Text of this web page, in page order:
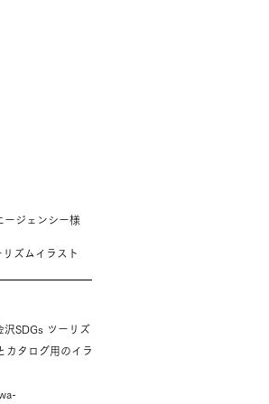
ージェンシー様
ズムイラスト
沢SDGs ツーリズ
カタログ用のイラ